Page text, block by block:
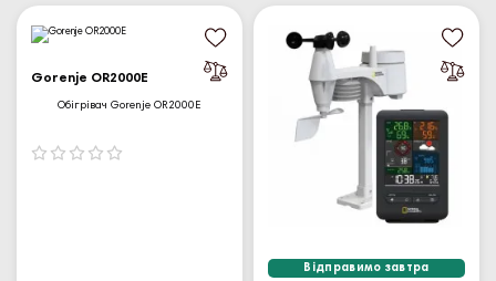
Gorenje OR2000E
Обігрівач Gorenje OR2000E
Відправимо завтра